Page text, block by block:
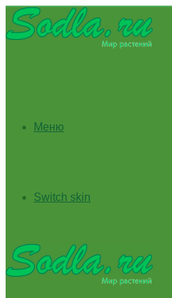
Меню
Switch skin